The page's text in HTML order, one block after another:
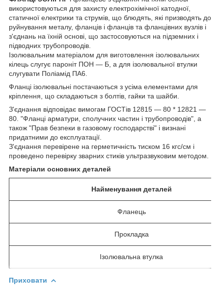
використовуються для захисту електрохімічної катодної,
статичної електрики та струмів, що блюдять, які призводять до
руйнування металу, фланців і фланців та фланцівних вузлів і
з'єднань на їхній основі, що застосовуються на підземних і
підводних трубопроводів.
Ізолювальним матеріалом для виготовлення ізолювальних
кілець слугує пароніт ПОН — Б, а для ізолювальної втулки
слугувати Поліамід ПА6.
Фланці ізолювальні постачаються з усіма елементами для
кріплення, що складаються з болтів, гайки та шайби.
З'єднання відповідає вимогам ГОСТів 12815 — 80 * 12821 —
80. "Фланці арматури, сполучних частин і трубопроводів", а
також "Прав безпеки в газовому господарстві" і визнані
придатними до експлуатації.
З'єднання перевірене на герметичність тиском 16 кгс/см і
проведено перевірку зварних стиків ультразвуковим методом.
Матеріали основних деталей
Найменування деталей
Фланець
Прокладка
Ізолювальна втулка
Приховати